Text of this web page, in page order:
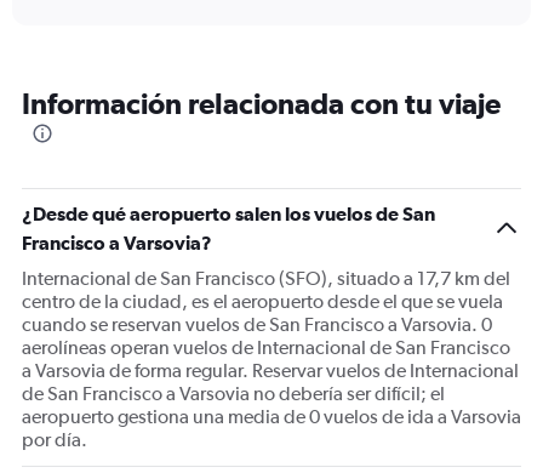
categories.
The
Y
axis
displaying
Number
of
flights.
Range:
0
to
1.2.
Información relacionada con tu viaje
¿Desde qué aeropuerto salen los vuelos de San
Francisco a Varsovia?
Internacional de San Francisco (SFO), situado a 17,7 km del
centro de la ciudad, es el aeropuerto desde el que se vuela
cuando se reservan vuelos de San Francisco a Varsovia. 0
aerolíneas operan vuelos de Internacional de San Francisco
a Varsovia de forma regular. Reservar vuelos de Internacional
de San Francisco a Varsovia no debería ser difícil; el
aeropuerto gestiona una media de 0 vuelos de ida a Varsovia
por día.